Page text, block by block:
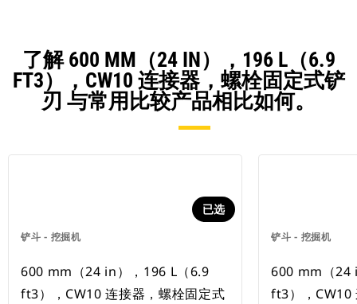
了解 600 MM（24 IN），196 L（6.9
FT3），CW10 连接器，螺栓固定式铲
刃 与常用比较产品相比如何。
铲斗 - 挖掘机
已选
600 mm（24 in），196 L（6.9
ft3），CW10 连接器，螺栓固定式
铲斗 - 挖掘机
600 mm（24
ft3），CW10